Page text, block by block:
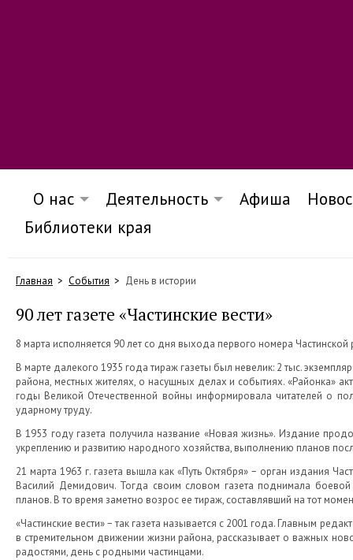
О нас Деятельность Афиша
Библиотеки края
Главная События День в истории
90 лет газете «Частинские вести»
8 марта исполняется 90 лет со дня выхода первого номера
В марте далекого 1935 года тираж газеты был невелик: 2 тыс.
района, местных жителях, о насущных делах и событиях. «Районка»
годы Великой Отечественной войны информировала читателей о
ударному труду.
В 1953 году газета получила название «Новая жизнь». Издание
укреплению и развитию народного хозяйства, выполнению планов
21 марта 1963 г. газета вышла как «Путь Октября» − орган издания
Василий Демидович. Тогда своим словом газета поднимала
планов. В то время заметно возрос ее тираж, составлявший на тот
«Частинские вести» − так газета называется с 2001 года. Главным
в стремительном движении жизни района, рассказывает о важных
радостями, день с родными частинцами.